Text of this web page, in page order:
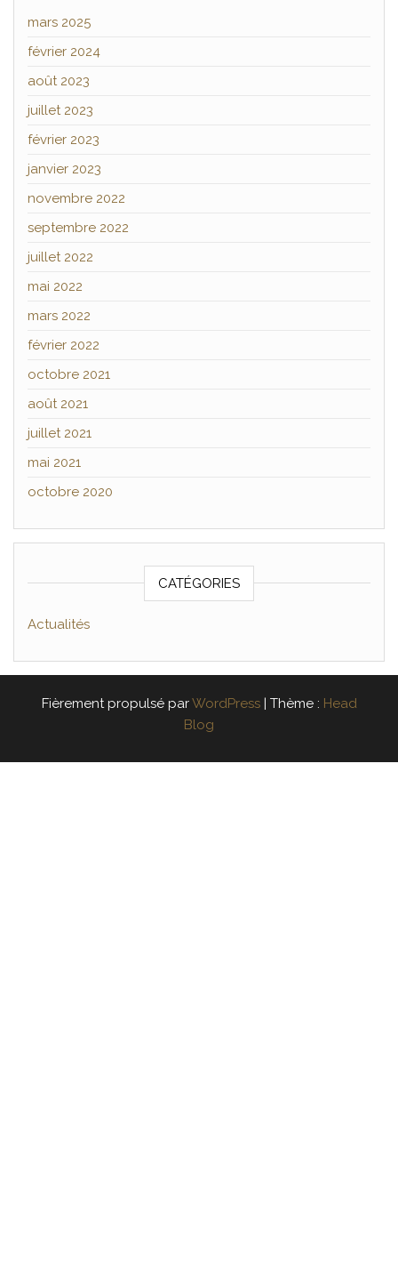
mars 2025
février 2024
août 2023
juillet 2023
février 2023
janvier 2023
novembre 2022
septembre 2022
juillet 2022
mai 2022
mars 2022
février 2022
octobre 2021
août 2021
juillet 2021
mai 2021
octobre 2020
CATÉGORIES
Actualités
Fièrement propulsé parWordPress Thème : Head
Blog